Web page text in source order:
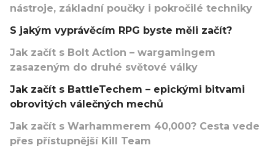
nástroje, základní poučky i pokročilé techniky
S jakým vyprávěcím RPG byste měli začít?
Jak začít s Bolt Action – wargamingem
zasazeným do druhé světové války
Jak začít s BattleTechem – epickými bitvami
obrovitých válečných mechů
Jak začít s Warhammerem 40,000? Cesta vede
přes přístupnější Kill Team